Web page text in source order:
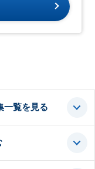
一覧を見る